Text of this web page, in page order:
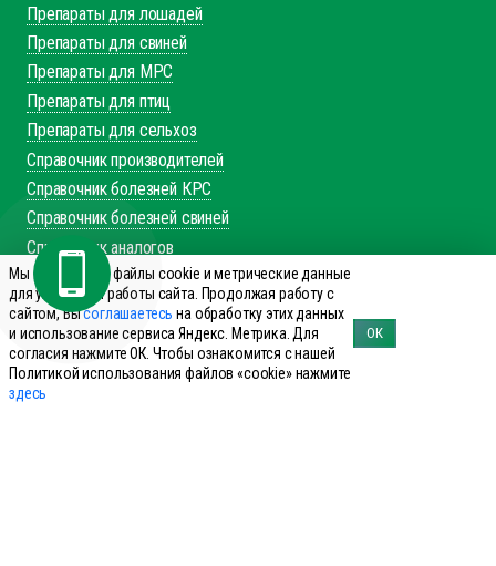
Препараты для лошадей
Препараты для свиней
Препараты для МРС
Препараты для птиц
Препараты для сельхоз
Справочник производителей
Справочник болезней КРС
Справочник болезней свиней
Справочник аналогов
+7 (495) 644-19-69
Заказать звонок
143960 Реутов, ул. Фабричная дом 8
office@innovet.ru
Мы используем файлы cookie и метрические данные
для улучшения работы сайта. Продолжая работу с
сайтом, Высоглашаетесь на обработку этих данных
и использование сервиса Яндекс. Метрика. Для
согласия нажмите ОК. Чтобы ознакомится с нашей
Политикой использования файлов «cookie» нажмите
здесь
ОК